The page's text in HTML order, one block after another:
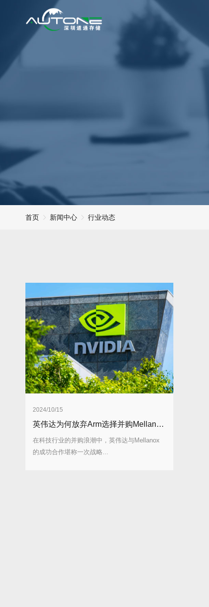
首页 新闻中心 行业动态
2024/10/15
英伟达为何放弃Arm选择并购Mellanox？
在科技行业的并购浪潮中，英伟达与Mellanox
的成功合作堪称一次战略...